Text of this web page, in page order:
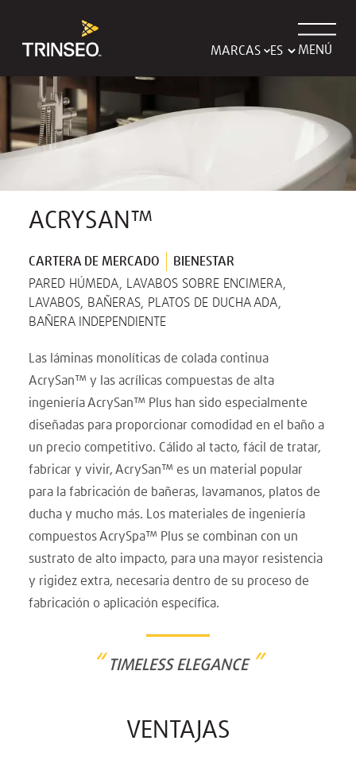
MARCAS MENÚ
ACRYSAN™
CARTERA DE MERCADO
BIENESTAR
PARED HÚMEDA, LAVABOS SOBRE ENCIMERA,
LAVABOS, BAÑERAS, PLATOS DE DUCHA ADA,
BAÑERA INDEPENDIENTE
Las láminas monolíticas de colada continua
AcrySan™ y las acrílicas compuestas de alta
ingeniería AcrySan™ Plus han sido especialmente
diseñadas para proporcionar comodidad en el baño a
un precio competitivo. Cálido al tacto, fácil de tratar,
fabricar y vivir, AcrySan™ es un material popular
para la fabricación de bañeras, lavamanos, platos de
ducha y mucho más. Los materiales de ingeniería
compuestos AcrySpa™ Plus se combinan con un
sustrato de alto impacto, para una mayor resistencia
y rigidez extra, necesaria dentro de su proceso de
fabricación o aplicación específica.
“ TIMELESS ELEGANCE ”
VENTAJAS